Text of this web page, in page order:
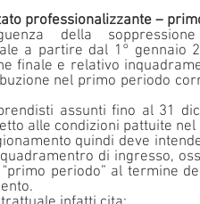
professionalizzante –
della
a partire dal 1° gennaio
finale e relativo
nel primo periodo
assunti fino al 31
alle condizioni pattuite
quindi deve
di ingresso,
periodo” al termine